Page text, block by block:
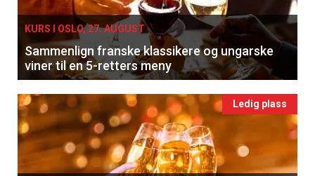
KURS I OSLO, 27. AUGUST
Sammenlign franske klassikere og ungarske
viner til en 5-retters meny
Ledig plass